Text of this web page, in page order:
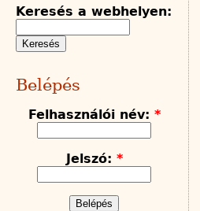
Keresés a webhelyen:
Belépés
Felhasználói név: *
Jelszó: *